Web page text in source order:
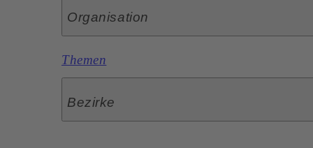
Organisation
Themen
Bezirke